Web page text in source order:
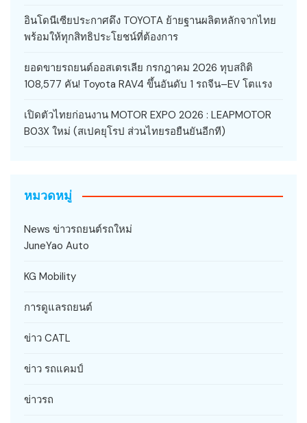
อินโดนีเซียประกาศดึง TOYOTA ย้ายฐานผลิตหลักจากไทย
พร้อมให้ทุกสิทธิประโยชน์ที่ต้องการ
ยอดขายรถยนต์ออสเตรเลีย กรกฎาคม 2026 ทุบสถิติ
108,577 คัน! Toyota RAV4 ขึ้นอันดับ 1 รถจีน–EV โตแรง
เปิดตัวไทยก่อนงาน MOTOR EXPO 2026 : LEAPMOTOR
B03X ใหม่ (สเปคยุโรป ส่วนไทยรอยืนยันอีกที)
หมวดหมู่
News ข่าวรถยนต์รถใหม่
JuneYao Auto
KG Mobility
การดูแลรถยนต์
ข่าว CATL
ข่าว รถแคมป์
ข่าวรถ